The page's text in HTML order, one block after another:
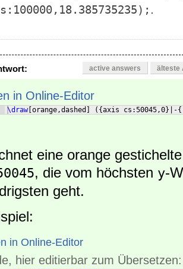
.
active answers älteste
in Online-Editor
\draw[ orange,dashed ({axis cs:50045,0} |-{
eine orange
, die vom höchsten y-
geht.
in Online-Editor
hier editierbar zum Übersetzen: